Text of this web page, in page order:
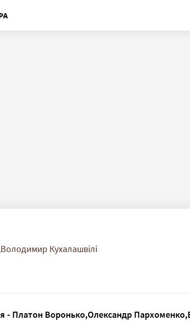
Кухалашвілі
- Платон Воронько,Олександр